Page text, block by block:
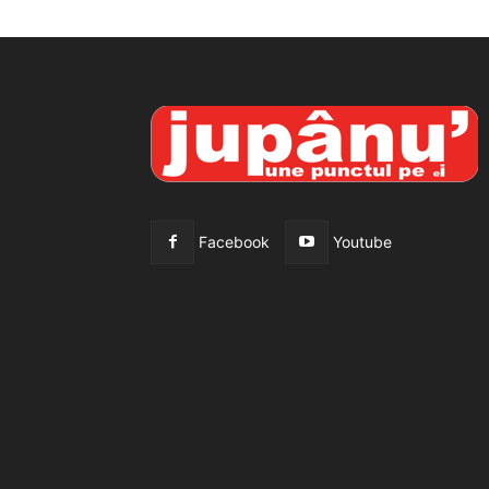
Facebook Youtube